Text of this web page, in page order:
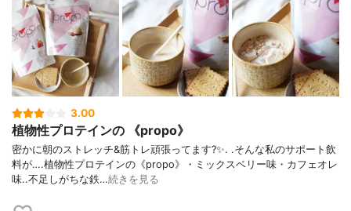
3.00
植物性プロテインの 《propo》
密かに朝のストレッチ&筋トレ頑張ってます?✨. .そんな私のサポート飲
料が….植物性プロテインの《propo》・ミックスベリー味・カフェオレ
味..不足しがちな鉄…続きを見る